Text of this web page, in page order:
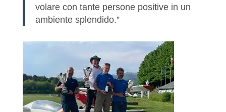
volare con tante persone positive in un
ambiente splendido.”